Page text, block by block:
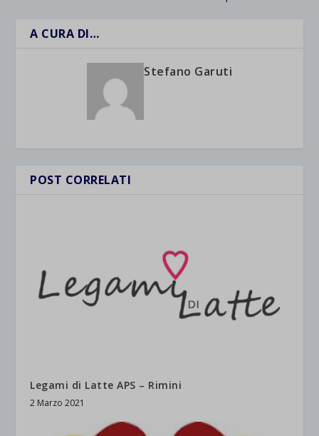
A CURA DI…
Stefano Garuti
POST CORRELATI
Legami di Latte APS – Rimini
2 Marzo 2021